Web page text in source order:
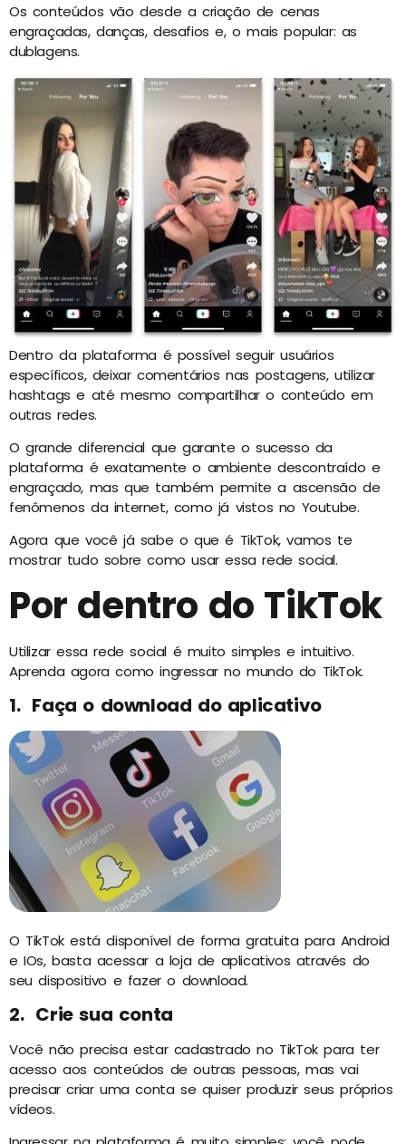
Os conteúdos vão desde a criação de cenas
engraçadas, danças, desafios e, o mais popular: as
dublagens.
Dentro da plataforma é possível seguir usuários
específicos, deixar comentários nas postagens, utilizar
hashtags e até mesmo compartilhar o conteúdo em
outras redes.
O grande diferencial que garante o sucesso da
plataforma é exatamente o ambiente descontraído e
engraçado, mas que também permite a ascensão de
fenômenos da internet, como já vistos no Youtube.
Agora que você já sabe o que é TikTok, vamos te
mostrar tudo sobre como usar essa rede social.
Por dentro do TikTok
Utilizar essa rede social é muito simples e intuitivo.
Aprenda agora como ingressar no mundo do TikTok.
1. Faça o download do aplicativo
O TikTok está disponível de forma gratuita para Android
e IOs, basta acessar a loja de aplicativos através do
seu dispositivo e fazer o download.
2. Crie sua conta
Você não precisa estar cadastrado no TikTok para ter
acesso aos conteúdos de outras pessoas, mas vai
precisar criar uma conta se quiser produzir seus próprios
vídeos.